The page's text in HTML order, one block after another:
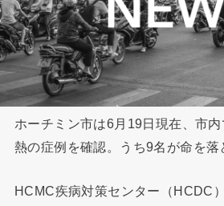
ホーチミン市は6月19日現在、市
熱の症例を確認。うち9名が命を落
HCMC疾病対策センター（HCDC